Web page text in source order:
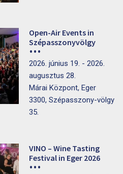
Open-Air Events in
Szépasszonyvölgy
2026. június 19. - 2026.
augusztus 28.
Márai Központ, Eger
3300, Szépasszony-völgy
35.
VINO – Wine Tasting
Festival in Eger 2026